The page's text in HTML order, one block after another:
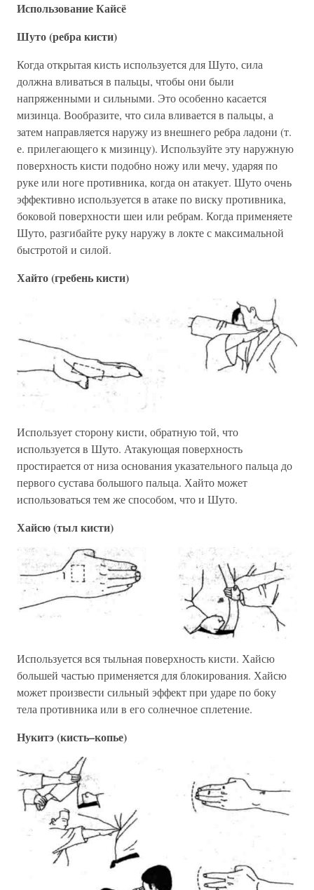
Использование Кайсё
Шуто (ребра кисти)
Когда открытая кисть используется для Шуто, сила
должна вливаться в пальцы, чтобы они были
напряженными и сильными. Это особенно касается
мизинца. Вообразите, что сила вливается в пальцы, а
затем направляется наружу из внешнего ребра ладони (т.
е. прилегающего к мизинцу). Используйте эту наружную
поверхность кисти подобно ножу или мечу, ударяя по
руке или ноге противника, когда он атакует. Шуто очень
эффективно используется в атаке по виску противника,
боковой поверхности шеи или ребрам. Когда применяете
Шуто, разгибайте руку наружу в локте с максимальной
быстротой и силой.
Хайто (гребень кисти)
Использует сторону кисти, обратную той, что
используется в Шуто. Атакующая поверхность
простирается от низа основания указательного пальца до
первого сустава большого пальца. Хайто может
использоваться тем же способом, что и Шуто.
Хайсю (тыл кисти)
Используется вся тыльная поверхность кисти. Хайсю
большей частью применяется для блокирования. Хайсю
может произвести сильный эффект при ударе по боку
тела противника или в его солнечное сплетение.
Нукитэ (кисть–копье)